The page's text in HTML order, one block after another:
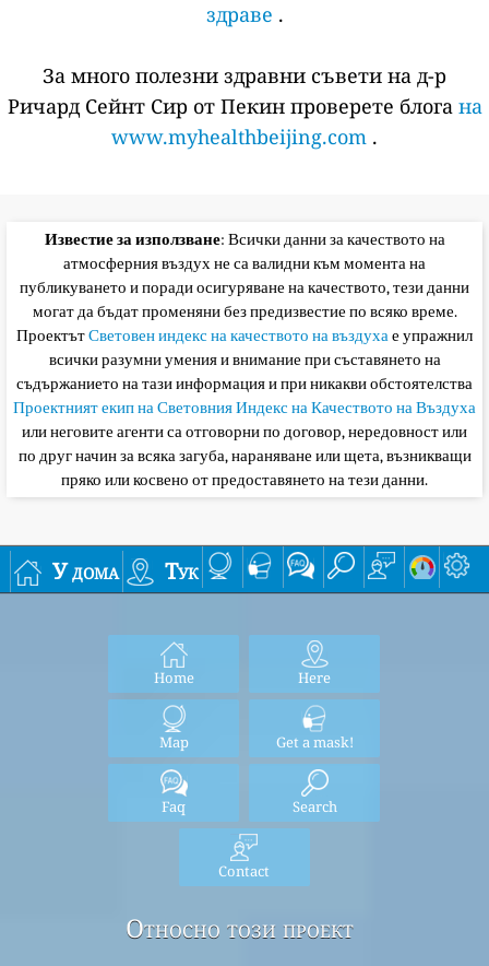
здраве .
За много полезни здравни съвети на д-р
Ричард Сейнт Сир от Пекин проверете блога на
www.myhealthbeijing.com .
Известие за използване: Всички данни за качеството на
атмосферния въздух не са валидни към момента на
публикуването и поради осигуряване на качеството, тези данни
могат да бъдат променяни без предизвестие по всяко време.
ПроектътСветовен индекс на качеството на въздухае упражнил
всички разумни умения и внимание при съставянето на
съдържанието на тази информация и при никакви обстоятелства
Проектният екип на Световния Индекс на Качеството на Въздуха
или неговите агенти са отговорни по договор, нередовност или
по друг начин за всяка загуба, нараняване или щета, възникващи
пряко или косвено от предоставянето на тези данни.
У дома Тук
Home Here
Map Get a mask!
Faq Search
Contact
Относно този проект